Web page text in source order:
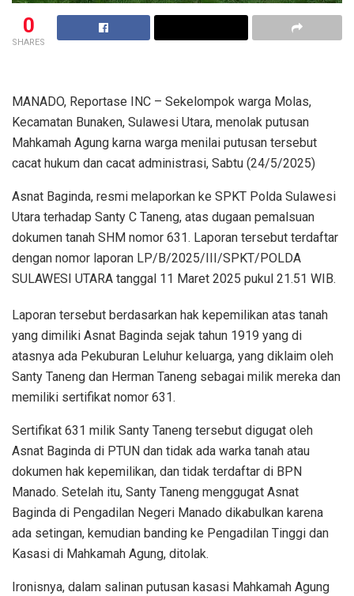
0
SHARES
MANADO, Reportase INC – Sekelompok warga Molas,
Kecamatan Bunaken, Sulawesi Utara, menolak putusan
Mahkamah Agung karna warga menilai putusan tersebut
cacat hukum dan cacat administrasi, Sabtu (24/5/2025)
Asnat Baginda, resmi melaporkan ke SPKT Polda Sulawesi
Utara terhadap Santy C Taneng, atas dugaan pemalsuan
dokumen tanah SHM nomor 631. Laporan tersebut terdaftar
dengan nomor laporan LP/B/2025/III/SPKT/POLDA
SULAWESI UTARA tanggal 11 Maret 2025 pukul 21.51 WIB.
Laporan tersebut berdasarkan hak kepemilikan atas tanah
yang dimiliki Asnat Baginda sejak tahun 1919 yang di
atasnya ada Pekuburan Leluhur keluarga, yang diklaim oleh
Santy Taneng dan Herman Taneng sebagai milik mereka dan
memiliki sertifikat nomor 631.
Sertifikat 631 milik Santy Taneng tersebut digugat oleh
Asnat Baginda di PTUN dan tidak ada warka tanah atau
dokumen hak kepemilikan, dan tidak terdaftar di BPN
Manado. Setelah itu, Santy Taneng menggugat Asnat
Baginda di Pengadilan Negeri Manado dikabulkan karena
ada setingan, kemudian banding ke Pengadilan Tinggi dan
Kasasi di Mahkamah Agung, ditolak.
Ironisnya, dalam salinan putusan kasasi Mahkamah Agung